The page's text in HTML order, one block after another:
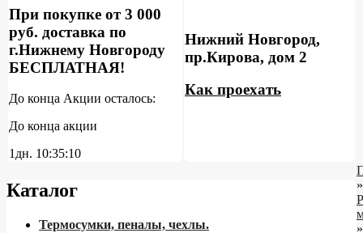
При покупке от 3 000
руб. доставка по
г.Нижнему Новгороду
БЕСПЛАТНАЯ!
До конца Акции осталось:
До конца акции
1дн. 10:35:09
Нижний Новгород,
пр.Кирова, дом 2
Как проехать
Каталог
Термосумки, пеналы, чехлы.
»
»